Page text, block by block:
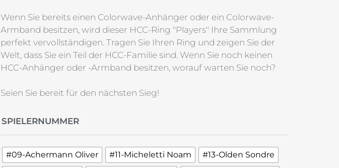
Wenn Sie bereits einen Colorwave-Anhänger oder ein Colorwave-
Armband besitzen, wird dieser HCC-Ring "Players" Ihre Sammlung
perfekt vervollständigen. Tragen Sie Ihren Ring und zeigen Sie der
Welt, dass Sie ein Teil der HCC-Familie sind. Wenn Sie noch keinen
HCC-Anhänger oder -Armband besitzen, worauf warten Sie noch?
Seien Sie bereit für den nächsten Sieg!
SPIELERNUMMER
#09-Achermann Oliver #11-Micheletti Noam
#13-Olden Sondre